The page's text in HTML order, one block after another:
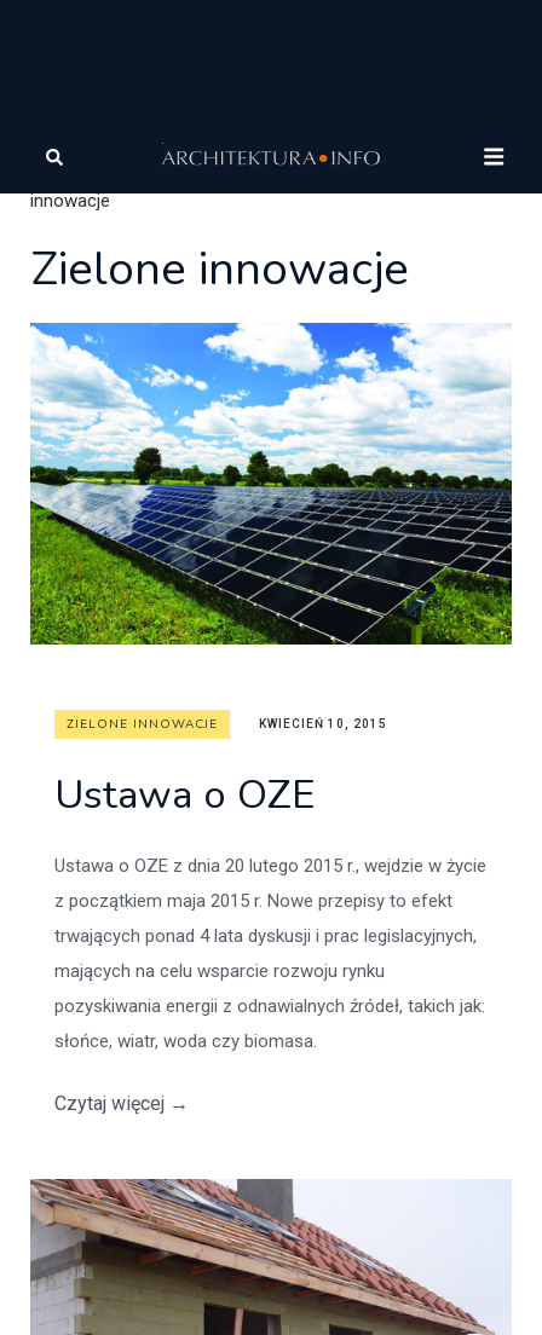
Architektura Architektura zrównoważona
innowacje
Zielone innowacje
ZIELONE INNOWACJE KWIECIEŃ 10, 2015
Ustawa o OZE
Ustawa o OZE z dnia 20 lutego 2015 r., wejdzie w życie
z początkiem maja 2015 r. Nowe przepisy to efekt
trwających ponad 4 lata dyskusji i prac legislacyjnych,
mających na celu wsparcie rozwoju rynku
pozyskiwania energii z odnawialnych źródeł, takich jak:
słońce, wiatr, woda czy biomasa.
Czytaj więcej →